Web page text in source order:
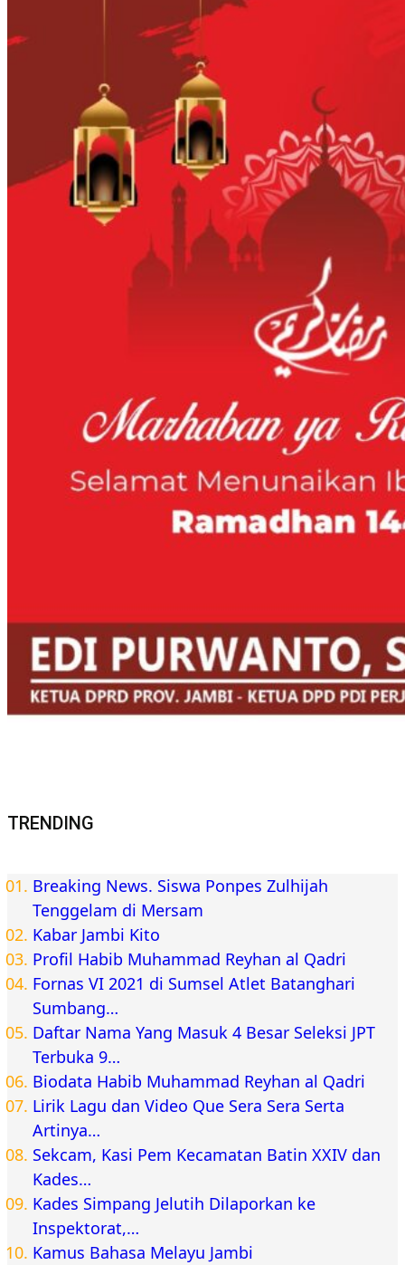
TRENDING
Breaking News. Siswa Ponpes Zulhijah
Tenggelam di Mersam
Kabar Jambi Kito
Profil Habib Muhammad Reyhan al Qadri
Fornas VI 2021 di Sumsel Atlet Batanghari
Sumbang…
Daftar Nama Yang Masuk 4 Besar Seleksi JPT
Terbuka 9…
Biodata Habib Muhammad Reyhan al Qadri
Lirik Lagu dan Video Que Sera Sera Serta
Artinya…
Sekcam, Kasi Pem Kecamatan Batin XXIV dan
Kades…
Kades Simpang Jelutih Dilaporkan ke
Inspektorat,…
Kamus Bahasa Melayu Jambi